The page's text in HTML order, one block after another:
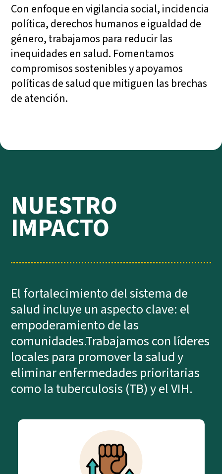
navegación
Con enfoque en vigilancia social, incidencia
política, derechos humanos e igualdad de
género, trabajamos para reducir las
inequidades en salud. Fomentamos
compromisos sostenibles y apoyamos
políticas de salud que mitiguen las brechas
de atención.
NUESTRO
IMPACTO
El fortalecimiento del sistema de
salud incluye un aspecto clave: el
empoderamiento de las
comunidades.Trabajamos con líderes
locales para promover la salud y
eliminar enfermedades prioritarias
como la tuberculosis (TB) y el VIH.